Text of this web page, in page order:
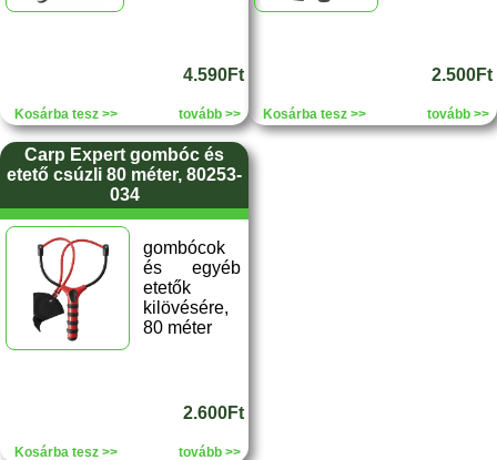
4.590Ft
Kosárba tesz >> tovább >>
2.500Ft
Kosárba tesz >> tovább >>
Carp Expert gombóc és
etető csúzli 80 méter, 80253-
034
gombócok
és egyéb
etetők
kilövésére,
80 méter
2.600Ft
Kosárba tesz >> tovább >>